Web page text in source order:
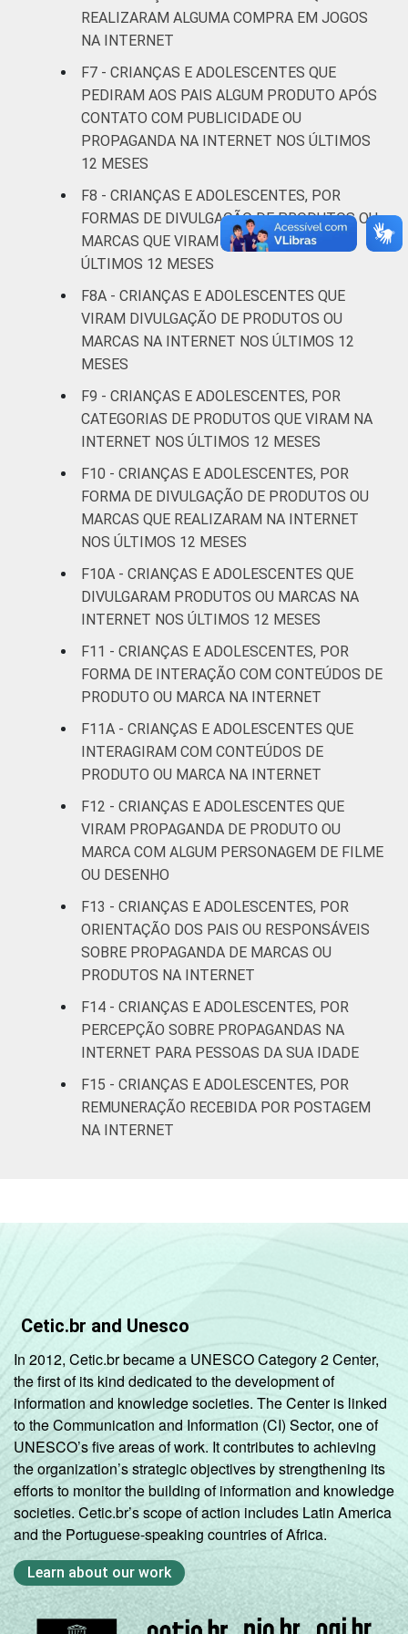
RENDA
FAMILIAR
Até 1 SM 1 6
Mais de 1
Mais de 2
SM até 3 SM
0 8
SM
2
Não tem
Não sabe 0 9
respondeu
0
CLASSE
SOCIAL
AB 3 10
C 1
DE 1
COR OU RAÇA Branca 0
Preta 2
Parda 1
Indígena 0
respondeu
DOMICÍLIO
COM ACESSO
Sim 1
Fonte: Núcleo de Informação e Coordenação
do Ponto BR. (2025). Pesquisa sobre o uso
da Internet por crianças e adolescentes no
Brasil: TIC Kids Online Brasil 2025 [Tabelas].
REALIZARAM ALGUMA COMPRA EM JOGOS
NA INTERNET
F7 - CRIANÇAS E ADOLESCENTES QUE
PEDIRAM AOS PAIS ALGUM PRODUTO APÓS
CONTATO COM PUBLICIDADE OU
PROPAGANDA NA INTERNET NOS ÚLTIMOS
12 MESES
F8 - CRIANÇAS E ADOLESCENTES, POR
FORMAS DE DIVULGAÇÃO DE PRODUTOS OU
MARCAS QUE VIRAM NA INTERNET NOS
ÚLTIMOS 12 MESES
F8A - CRIANÇAS E ADOLESCENTES QUE
VIRAM DIVULGAÇÃO DE PRODUTOS OU
MARCAS NA INTERNET NOS ÚLTIMOS 12
MESES
F9 - CRIANÇAS E ADOLESCENTES, POR
CATEGORIAS DE PRODUTOS QUE VIRAM NA
INTERNET NOS ÚLTIMOS 12 MESES
F10 - CRIANÇAS E ADOLESCENTES, POR
FORMA DE DIVULGAÇÃO DE PRODUTOS OU
MARCAS QUE REALIZARAM NA INTERNET
NOS ÚLTIMOS 12 MESES
F10A - CRIANÇAS E ADOLESCENTES QUE
DIVULGARAM PRODUTOS OU MARCAS NA
INTERNET NOS ÚLTIMOS 12 MESES
F11 - CRIANÇAS E ADOLESCENTES, POR
FORMA DE INTERAÇÃO COM CONTEÚDOS DE
PRODUTO OU MARCA NA INTERNET
F11A - CRIANÇAS E ADOLESCENTES QUE
INTERAGIRAM COM CONTEÚDOS DE
PRODUTO OU MARCA NA INTERNET
F12 - CRIANÇAS E ADOLESCENTES QUE
VIRAM PROPAGANDA DE PRODUTO OU
MARCA COM ALGUM PERSONAGEM DE FILME
OU DESENHO
F13 - CRIANÇAS E ADOLESCENTES, POR
ORIENTAÇÃO DOS PAIS OU RESPONSÁVEIS
SOBRE PROPAGANDA DE MARCAS OU
PRODUTOS NA INTERNET
F14 - CRIANÇAS E ADOLESCENTES, POR
PERCEPÇÃO SOBRE PROPAGANDAS NA
INTERNET PARA PESSOAS DA SUA IDADE
F15 - CRIANÇAS E ADOLESCENTES, POR
REMUNERAÇÃO RECEBIDA POR POSTAGEM
NA INTERNET
Cetic.br and Unesco
In 2012, Cetic.br became a UNESCO Category 2 Center,
the first of its kind dedicated to the development of
information and knowledge societies. The Center is linked
to the Communication and Information (CI) Sector, one of
UNESCO’s five areas of work. It contributes to achieving
the organization’s strategic objectives by strengthening its
efforts to monitor the building of information and knowledge
societies. Cetic.br’s scope of action includes Latin America
and the Portuguese-speaking countries of Africa.
Learn about our work